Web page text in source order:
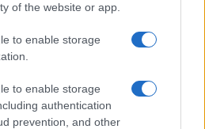
of the website or app.
to enable storage
to enable storage
authentication
prevention, and other